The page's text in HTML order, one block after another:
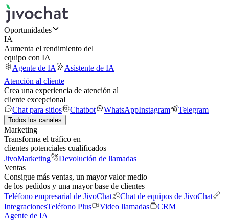
Oportunidades
IA
Aumenta el rendimiento del
equipo con IA
Agente de IA
Asistente de IA
Atención al cliente
Crea una experiencia de atención al
cliente excepcional
Chat para sitios
Chatbot WhatsAppInstagram Telegram
Todos los canales
Marketing
Transforma el tráfico en
clientes potenciales cualificados
JivoMarketing
Devolución de llamadas
Ventas
Consigue más ventas, un mayor valor medio
de los pedidos y una mayor base de clientes
Teléfono empresarial de JivoChat
Chat de equipos de JivoChat
IntegracionesTeléfono Plus Video llamadas
CRM
Agente de IA